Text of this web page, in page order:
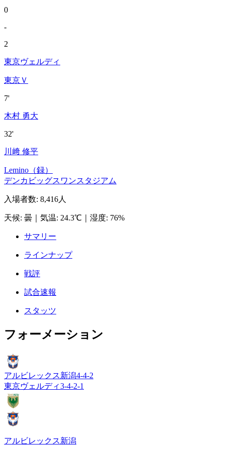
0
-
2
東京ヴェルディ
東京Ｖ
7'
木村 勇大
32'
川﨑 修平
Lemino（録）
デンカビッグスワンスタジアム
入場者数: 8,416人
天候: 曇 気温: 24.3℃ 湿度: 76%
サマリー
ラインナップ
戦評
試合速報
スタッツ
フォーメーション
アルビレックス新潟4-4-2
東京ヴェルディ3-4-2-1
アルビレックス新潟